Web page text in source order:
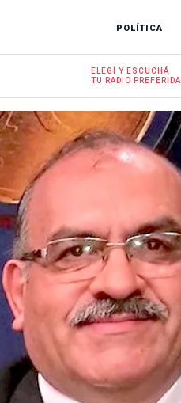
POLÍTICA
ELEGÍ Y ESCUCHÁ
TU RADIO PREFERIDA